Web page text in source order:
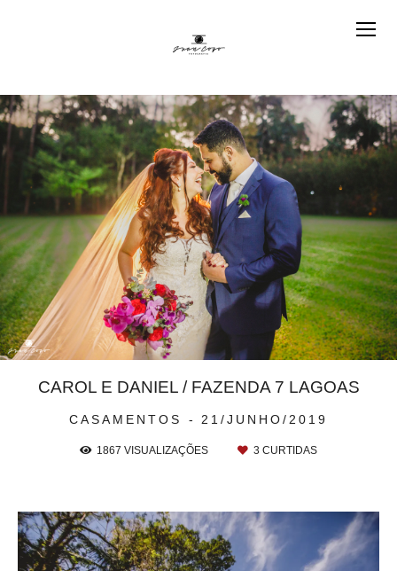
CASAMENTOS 21/JUNHO/2019
CAROL E DANIEL / FAZENDA 7 LAGOAS
1867 VISUALIZAÇÕES 3 CURTIDAS